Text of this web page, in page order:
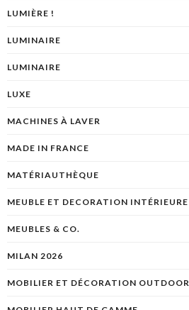
LUMIÈRE !
LUMINAIRE
LUMINAIRE
LUXE
MACHINES À LAVER
MADE IN FRANCE
MATÉRIAUTHÈQUE
MEUBLE ET DECORATION INTÉRIEURE
MEUBLES & CO.
MILAN 2026
MOBILIER ET DÉCORATION OUTDOOR